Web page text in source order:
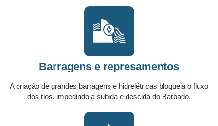
Barragens e represamentos
A criação de grandes barragens e hidrelétricas bloqueia o fluxo
dos rios, impedindo a subida e descida do Barbado.